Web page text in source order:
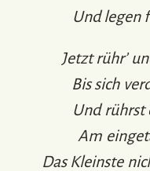
Und legen
Jetzt rühr’
Bis sich
Und rührst
Am
Das Kleinste